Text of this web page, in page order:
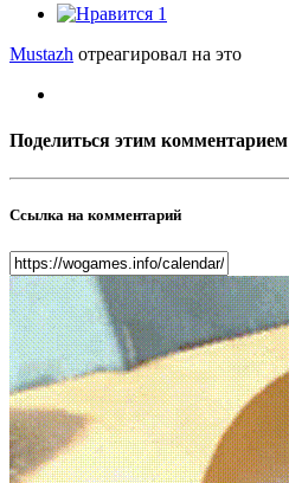
1
Mustazh отреагировал на это
Поделиться этим комментарием
Ссылка на комментарий